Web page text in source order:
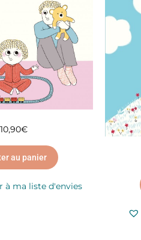
10,90€
au panier
à ma liste d'envies